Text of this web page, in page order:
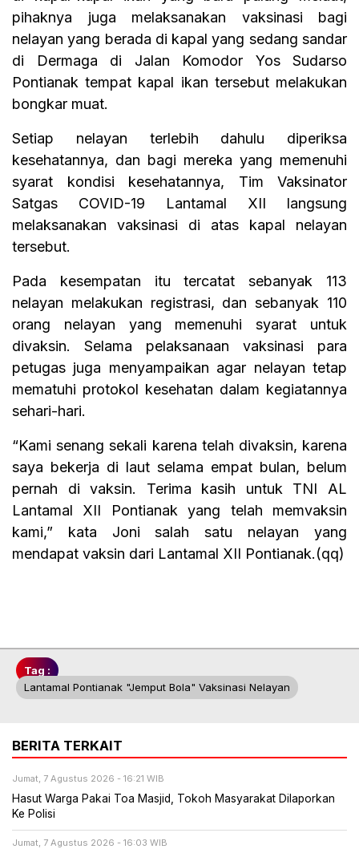
pihaknya juga melaksanakan vaksinasi bagi
nelayan yang berada di kapal yang sedang sandar
di Dermaga di Jalan Komodor Yos Sudarso
Pontianak tempat kapal ikan tersebut melakukan
bongkar muat.
Setiap nelayan terlebih dahulu diperiksa
kesehatannya, dan bagi mereka yang memenuhi
syarat kondisi kesehatannya, Tim Vaksinator
Satgas COVID-19 Lantamal XII langsung
melaksanakan vaksinasi di atas kapal nelayan
tersebut.
Pada kesempatan itu tercatat sebanyak 113
nelayan melakukan registrasi, dan sebanyak 110
orang nelayan yang memenuhi syarat untuk
divaksin. Selama pelaksanaan vaksinasi para
petugas juga menyampaikan agar nelayan tetap
mematuhi protokol kesehatan dalam kegiatannya
sehari-hari.
“Kami senang sekali karena telah divaksin, karena
saya bekerja di laut selama empat bulan, belum
pernah di vaksin. Terima kasih untuk TNI AL
Lantamal XII Pontianak yang telah memvaksin
kami,” kata Joni salah satu nelayan yang
mendapat vaksin dari Lantamal XII Pontianak.(qq)
Tag :
Lantamal Pontianak "Jemput Bola" Vaksinasi Nelayan
BERITA TERKAIT
Jumat, 7 Agustus 2026 - 16:21 WIB
Hasut Warga Pakai Toa Masjid, Tokoh Masyarakat Dilaporkan
Ke Polisi
Jumat, 7 Agustus 2026 - 16:03 WIB